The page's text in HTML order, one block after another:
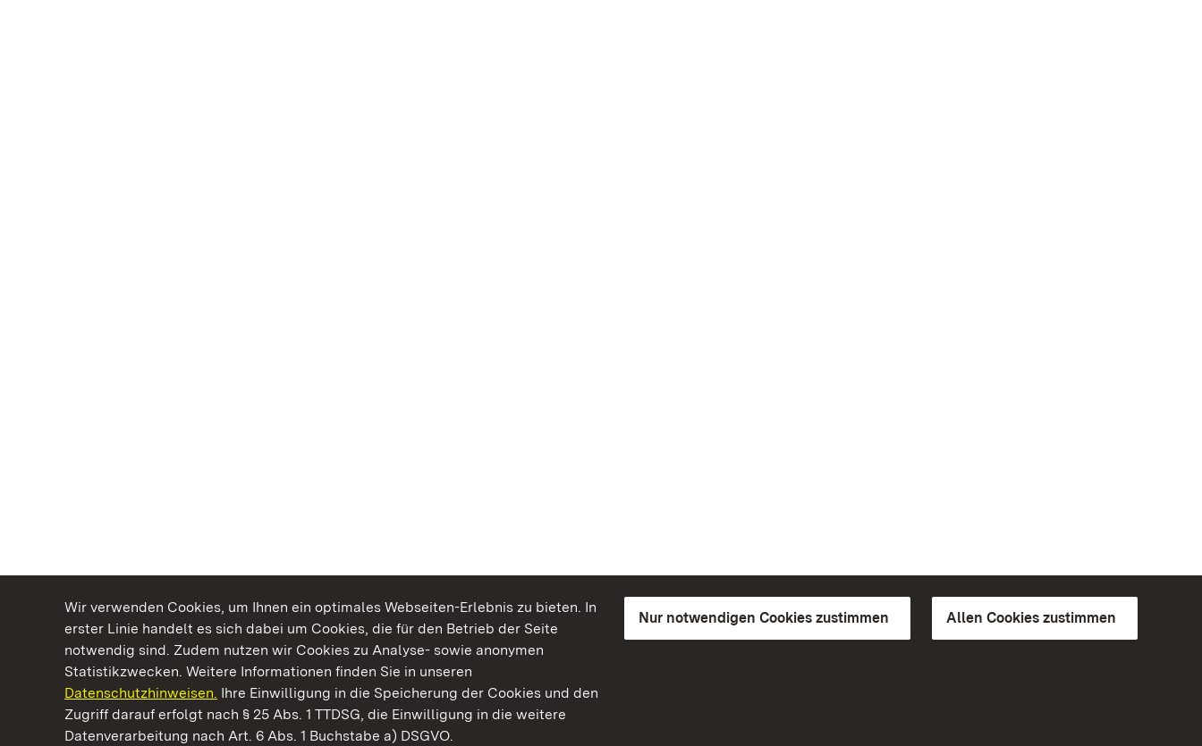
Wir verwenden Cookies, um Ihnen ein optimales Webseiten-Erlebnis zu bieten. In
erster Linie handelt es sich dabei um Cookies, die für den Betrieb der Seite
notwendig sind. Zudem nutzen wir Cookies zu Analyse- sowie anonymen
Statistikzwecken. Weitere Informationen finden Sie in unseren
Datenschutzhinweisen. Ihre Einwilligung in die Speicherung der Cookies und den
Zugriff darauf erfolgt nach § 25 Abs. 1 TTDSG, die Einwilligung in die weitere
Datenverarbeitung nach Art. 6 Abs. 1 Buchstabe a) DSGVO.
Nur notwendigen Cookies zustimmen Allen Cookies zustimmen
Kommen. Staunen. Genießen.